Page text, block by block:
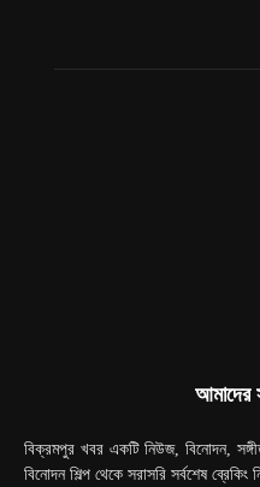
আমাদের
বিক্রমপুর খবর একটি নিউজ, বিনোদন,
বিনোদন শিল্প থেকে সরাসরি সর্বশেষ